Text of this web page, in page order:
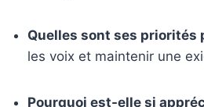
Quelles sont ses priorités
les voix et maintenir une
Pourquoi est-elle si